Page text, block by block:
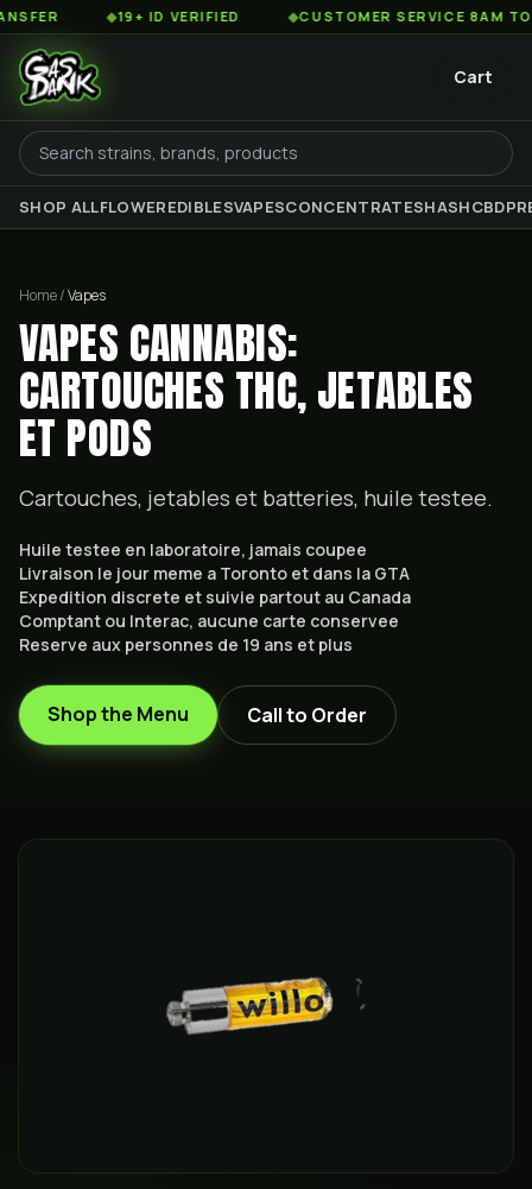
◆19+ ID VERIFIED ◆CUSTOMER SERVICE 8AM TO 2AM
Cart
SHOP ALLFLOWEREDIBLESVAPESCONCENTRATESHASHCBD
Home /Vapes
VAPES CANNABIS:
CARTOUCHES THC, JETABLES
ET PODS
Cartouches, jetables et batteries, huile testee.
Huile testee en laboratoire, jamais coupee
Livraison le jour meme a Toronto et dans la GTA
Expedition discrete et suivie partout au Canada
Comptant ou Interac, aucune carte conservee
Reserve aux personnes de 19 ans et plus
Shop the Menu Call to Order